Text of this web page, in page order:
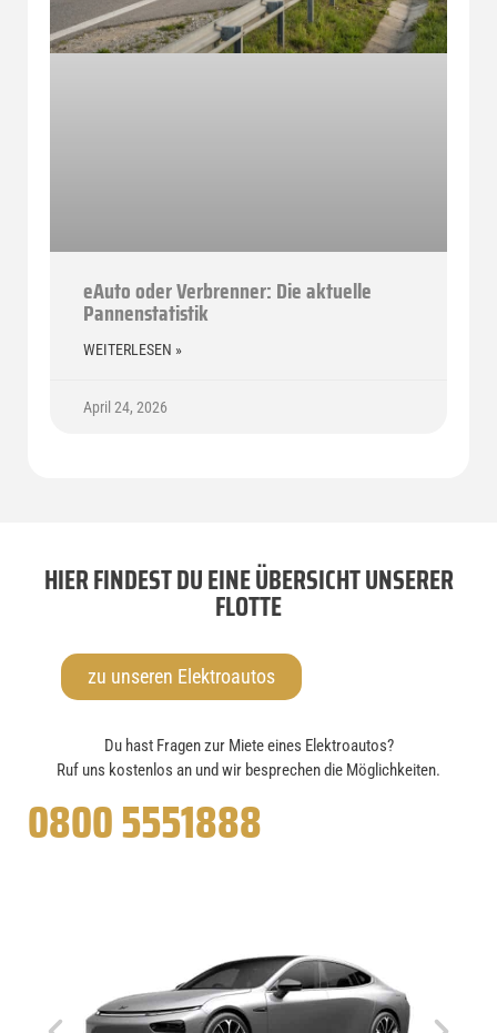
eAuto oder Verbrenner: Die aktuelle
Pannenstatistik
WEITERLESEN »
April 24, 2026
HIER FINDEST DU EINE ÜBERSICHT UNSERER
FLOTTE
zu unseren Elektroautos
Du hast Fragen zur Miete eines Elektroautos?
Ruf uns kostenlos an und wir besprechen die Möglichkeiten.
0800 5551888